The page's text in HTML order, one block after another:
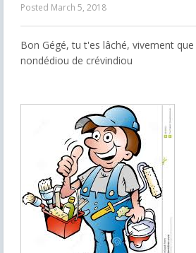
Posted March 5, 2018
Bon Gégé, tu t'es lâché, vivement
nondédiou de crévindiou